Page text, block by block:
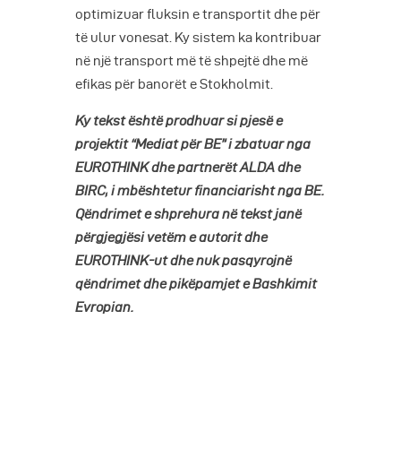
optimizuar fluksin e transportit dhe për
të ulur vonesat. Ky sistem ka kontribuar
në një transport më të shpejtë dhe më
efikas për banorët e Stokholmit.
Ky tekst është prodhuar si pjesë e
projektit “Mediat për BE” i zbatuar nga
EUROTHINK dhe partnerët ALDA dhe
BIRC, i mbështetur financiarisht nga BE.
Qëndrimet e shprehura në tekst janë
përgjegjësi vetëm e autorit dhe
EUROTHINK-ut dhe nuk pasqyrojnë
qëndrimet dhe pikëpamjet e Bashkimit
Evropian.